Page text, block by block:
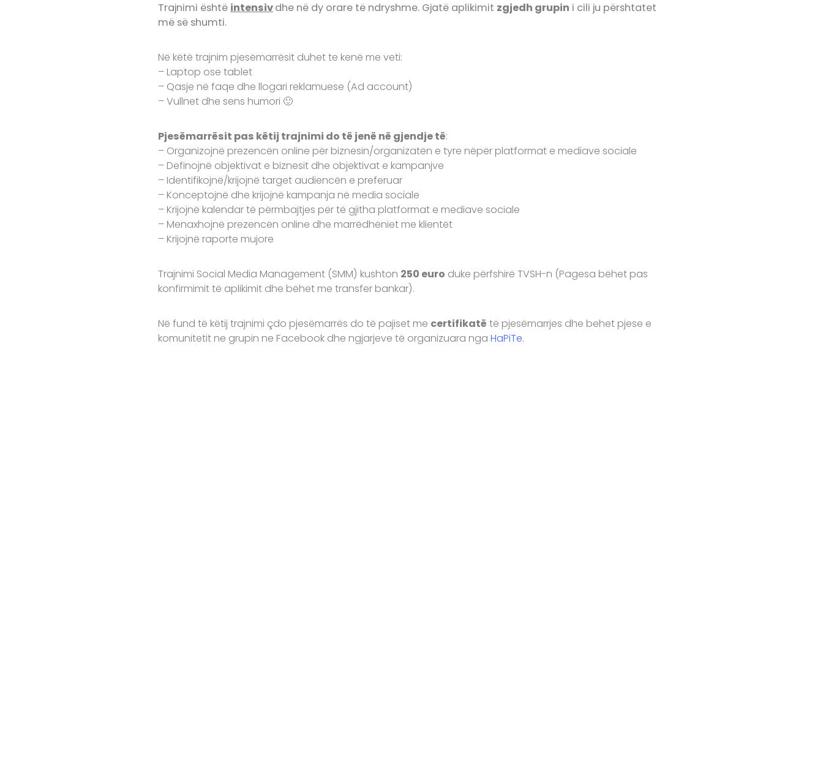
Trajnimi është intensivdhe në dy orare të ndryshme. Gjatë aplikimit zgjedh grupin i cili ju përshtatet
më së shumti.
Në këtë trajnim pjesëmarrësit duhet te kenë me veti:
– Laptop ose tablet
– Qasje në faqe dhe llogari reklamuese (Ad account)
– Vullnet dhe sens humori 🙂
Pjesëmarrësit pas këtij trajnimi do të jenë në gjendje të:
– Organizojnë prezencën online për biznesin/organizatën e tyre nëpër platformat e mediave sociale
– Definojnë objektivat e biznesit dhe objektivat e kampanjve
– Identifikojnë/krijojnë target audiencën e preferuar
– Konceptojnë dhe krijojnë kampanja në media sociale
– Krijojnë kalendar të përmbajtjes për të gjitha platformat e mediave sociale
– Menaxhojnë prezencën online dhe marrëdhëniet me klientët
– Krijojnë raporte mujore
Trajnimi Social Media Management (SMM) kushton 250 euro duke përfshirë TVSH-n (Pagesa bëhet pas
konfirmimit të aplikimit dhe bëhet me transfer bankar).
Në fund të këtij trajnimi çdo pjesëmarrës do të pajiset me certifikatë të pjesëmarrjes dhe behet pjese e
komunitetit ne grupin ne Facebook dhe ngjarjeve të organizuara nga HaPiTe.